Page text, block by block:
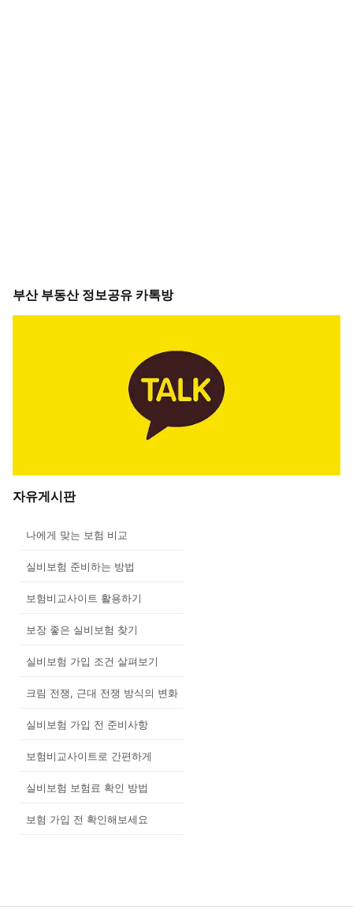
부산 부동산 정보공유 카톡방
자유게시판
나에게 맞는 보험 비교
실비보험 준비하는 방법
보험비교사이트 활용하기
보장 좋은 실비보험 찾기
실비보험 가입 조건 살펴보기
크림 전쟁, 근대 전쟁 방식의 변화
실비보험 가입 전 준비사항
보험비교사이트로 간편하게
실비보험 보험료 확인 방법
보험 가입 전 확인해보세요